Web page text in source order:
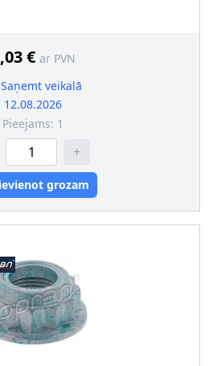
€ ar PVN
Saņemt veikalā
12.08.2026
Pieejams: 1
+
grozam